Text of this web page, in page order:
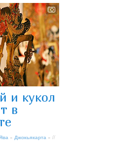
и кукол
в
» Джокьякарта » //